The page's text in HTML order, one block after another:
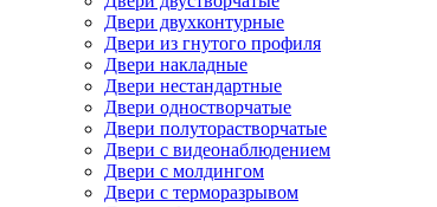
Двери двухконтурные
Двери из гнутого профиля
Двери накладные
Двери нестандартные
Двери одностворчатые
Двери полуторастворчатые
Двери с видеонаблюдением
Двери с молдингом
Двери с терморазрывом